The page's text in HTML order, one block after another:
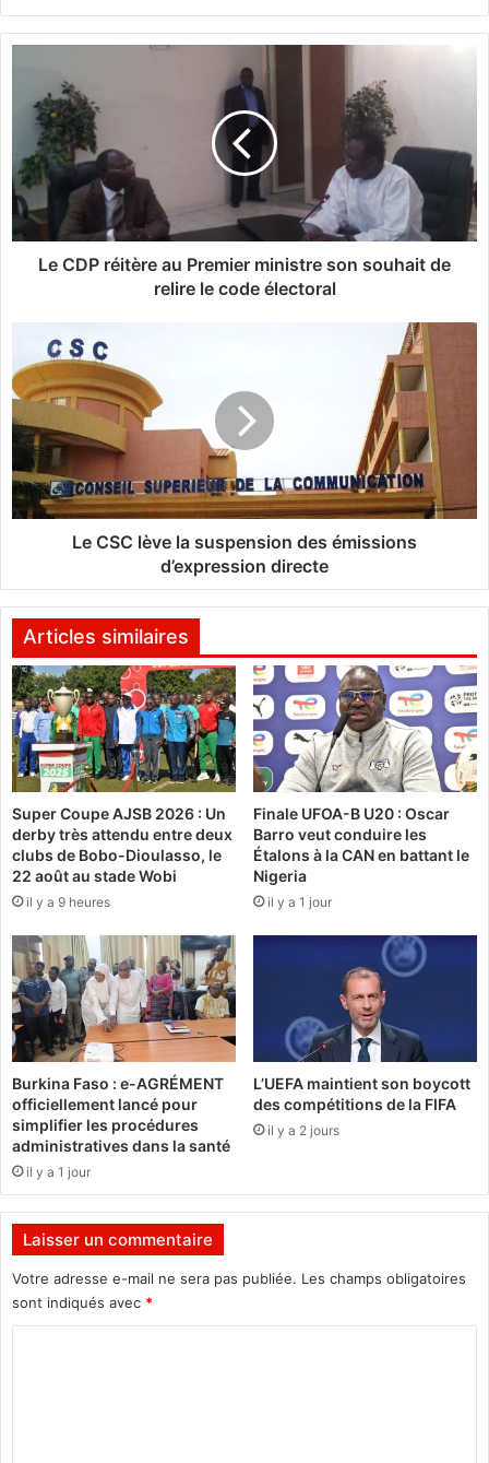
r
é
i
t
P
r
e
m
i
e
r
i
r
e
s
o
n
s
o
u
h
a
i
d
e
r
e
l
i
r
e
l
e
c
d
é
Le CDP réitère au Premier ministre son souhait de
relire le code électoral
C
S
C
è
v
e
s
u
p
e
n
s
i
o
n
d
e
s
é
m
s
s
i
o
n
s
d
’
e
p
e
s
s
i
Le CSC lève la suspension des émissions
d’expression directe
Articles similaires
Super Coupe AJSB 2026 : Un
derby très attendu entre deux
clubs de Bobo-Dioulasso, le
22 août au stade Wobi
il y a 9 heures
Finale UFOA-B U20 : Oscar
Barro veut conduire les
Étalons à la CAN en battant le
Nigeria
il y a 1 jour
Burkina Faso : e-AGRÉMENT
officiellement lancé pour
simplifier les procédures
administratives dans la santé
il y a 1 jour
L’UEFA maintient son boycott
des compétitions de la FIFA
il y a 2 jours
Laisser un commentaire
Votre adresse e-mail ne sera pas publiée. Les champs obligatoires
sont indiqués avec *